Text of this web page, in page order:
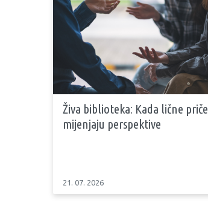
Živa biblioteka: Kada lične priče
mijenjaju perspektive
21. 07. 2026